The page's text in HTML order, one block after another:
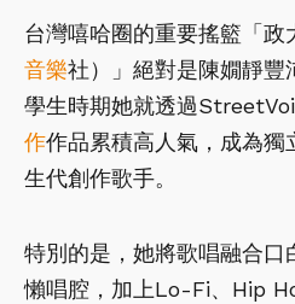
台灣嘻哈圈的重要搖籃「政
音樂社）」絕對是陳嫺靜豐
學生時期她就透過
作作品累積高人氣，成為獨
生代創作歌手。
特別的是，她將歌唱融合口
懶唱腔，加上Lo-Fi、Hip